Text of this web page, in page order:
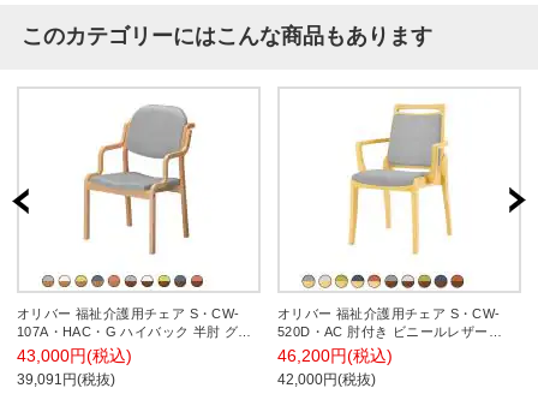
このカテゴリーにはこんな商品もあります
オリバー 福祉介護用チェア S・CW-
107A・HAC・G ハイバック 半肘 グリ
ップ付き ビニールレザーCL39 スタッ
キング 抗菌 日本製 幅550×奥行600×高
さ890mm
43,000円(税込)
39,091円(税抜)
オリバー 福祉介護用チェア S・CW-
520D・AC 肘付き ビニールレザー
CL39 スタッキング 抗菌 耐アルコール
耐次亜塩素酸 日本製 幅560×奥行550×
高さ840mm
46,200円(税込)
42,000円(税抜)